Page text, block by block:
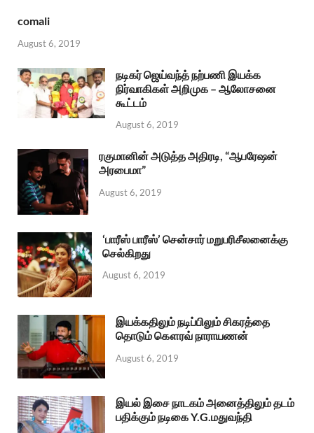
comali
August 6, 2019
நடிகர் ஜெய்வந்த் நற்பணி இயக்க
நிர்வாகிகள் அறிமுக – ஆலோசனை
கூட்டம்
August 6, 2019
ரகுமானின் அடுத்த அதிரடி, “ஆபரேஷன்
அரபைமா”
August 6, 2019
‘பாரீஸ் பாரீஸ்’ சென்சார் மறுபரிசீலனைக்கு
செல்கிறது
August 6, 2019
இயக்கதிலும் நடிப்பிலும் சிகரத்தை
தொடும் கௌரவ் நாராயணன்
August 6, 2019
இயல் இசை நாடகம் அனைத்திலும் தடம்
பதிக்கும் நடிகை Y.G.மதுவந்தி